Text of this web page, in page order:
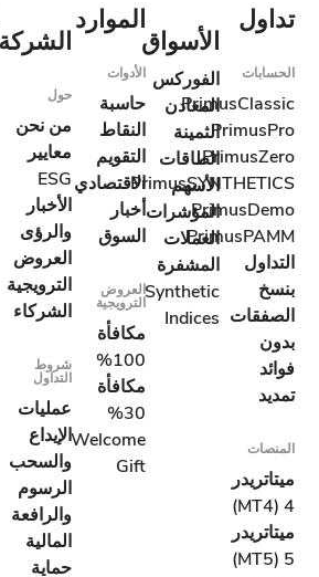
الأسواق
الفوركس
المعادن
الثمينة
الطاقات
الأسهم
المؤشرات
العملات
المشفرة
Synthetic
Indices
الموارد
الأدوات
حاسبة
النقاط
التقويم
الاقتصادي
أخبار
السوق
العروض
Welcome
الشركة
حول
من نحن
معايير
ESG
الأخبار
والرؤى
الترويجية
الشركاء
شروط
التداول
عمليات
الإيداع
والسحب